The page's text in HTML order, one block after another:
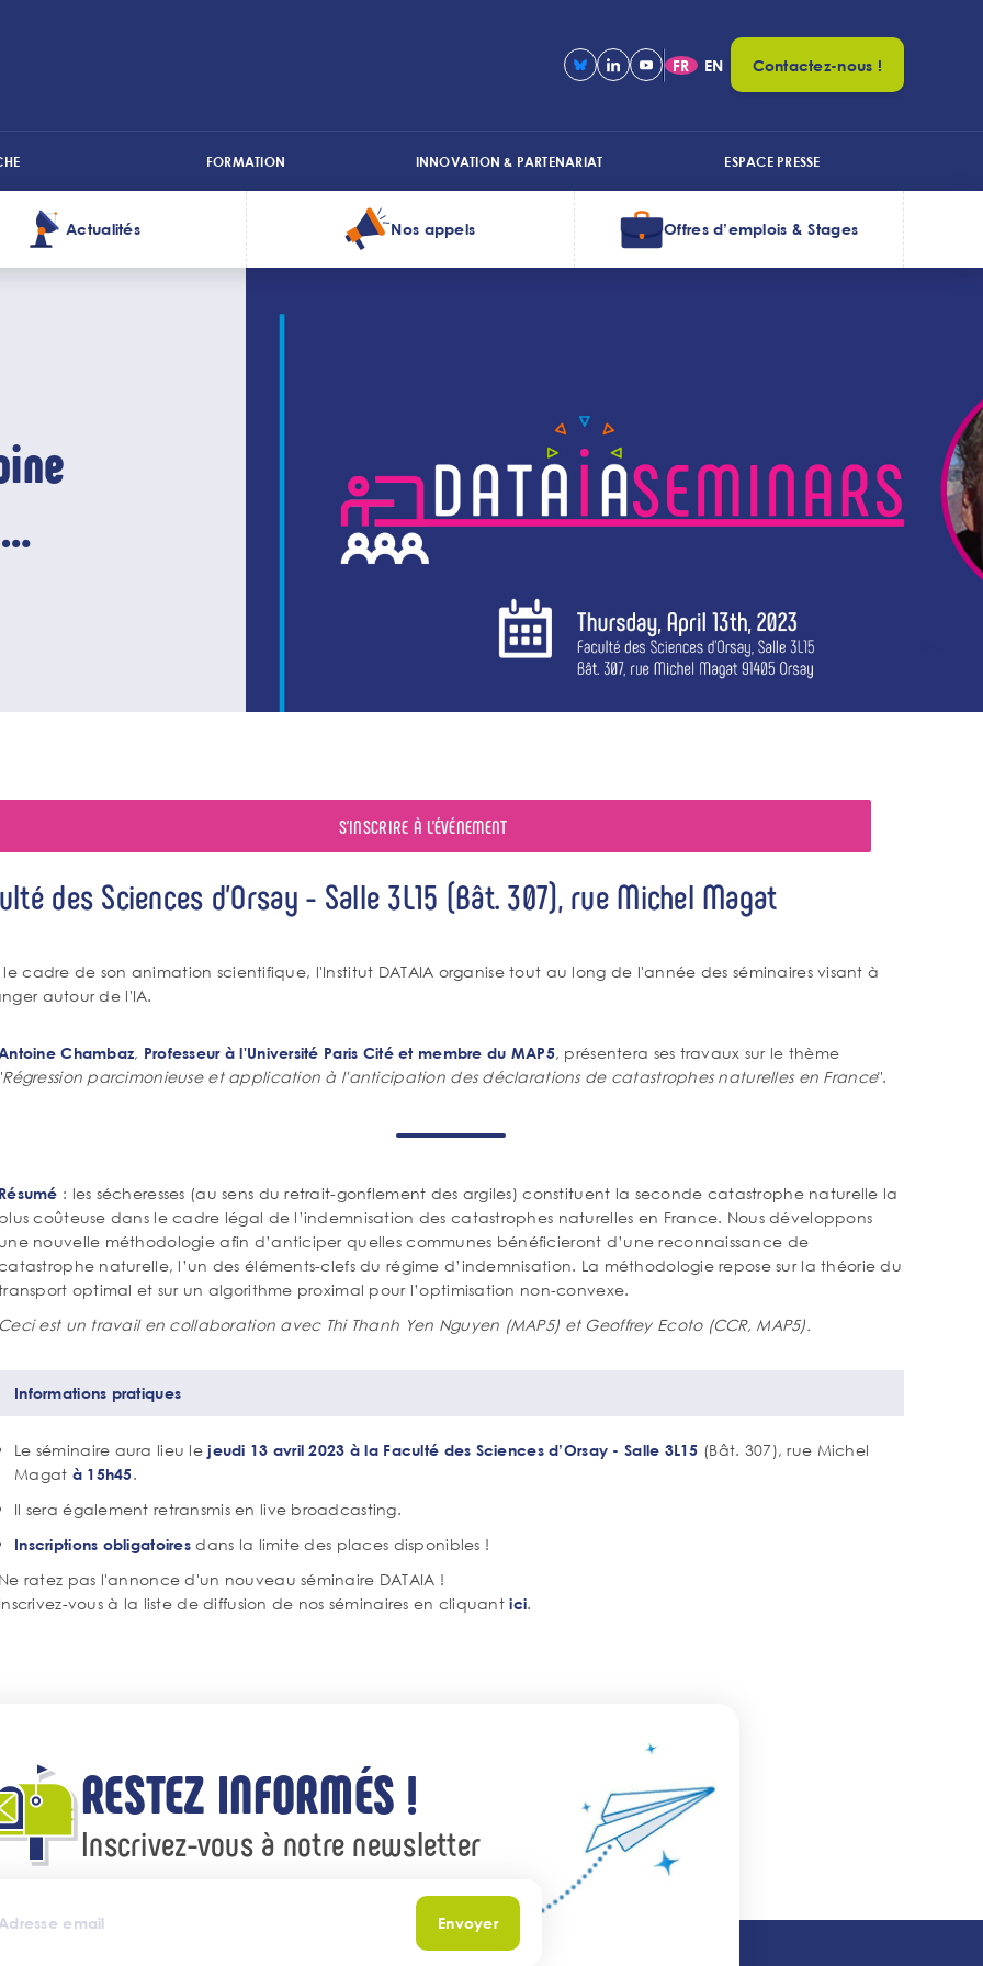
FR EN Contactez-nous !
FORMATION INNOVATION & PARTENARIAT ESPACE PRESSE
Actualités Nos appels Offres d’emplois & Stages
à
S'INSCRIRE À L'ÉVÉNEMENT
des Sciences d’Orsay - Salle 3L15 (Bât. 307), rue Michel Magat
le cadre de son animation scientifique, l'Institut DATAIA organise tout au long de l'année des séminaires visant à
autour de l'IA.
Corps
texte
Antoine Chambaz, Professeur à l'Université Paris Cité et membre du MAP5, présentera ses travaux sur le thème
Régression parcimonieuse et application à l'anticipation des déclarations de catastrophes naturelles en France".
Résumé : les sécheresses (au sens du retrait-gonflement des argiles) constituent la seconde catastrophe naturelle la
plus coûteuse dans le cadre légal de l’indemnisation des catastrophes naturelles en France. Nous développons
une nouvelle méthodologie afin d’anticiper quelles communes bénéficieront d’une reconnaissance de
naturelle, l’un des éléments-clefs du régime d’indemnisation. La méthodologie repose sur la théorie du
optimal et sur un algorithme proximal pour l’optimisation non-convexe.
Ceci est un travail en collaboration avec Thi Thanh Yen Nguyen (MAP5) et Geoffrey Ecoto (CCR, MAP5).
Ancre
Informations pratiques
de
texte
Le séminaire aura lieu lejeudi 13 avril 2023 à la Faculté des Sciences d’Orsay - Salle 3L15 (Bât. 307), rue Michel
Magat à 15h45.
Il sera également retransmis en live broadcasting.
Inscriptions obligatoires dans la limite des places disponibles !
Corps
de
texte
Ne ratez pas l'annonce d'un nouveau séminaire DATAIA !
Inscrivez-vous à la liste de diffusion de nos séminaires en cliquantici.
RESTEZ INFORMÉS !
Inscrivez-vous à notre newsletter
Envoyer